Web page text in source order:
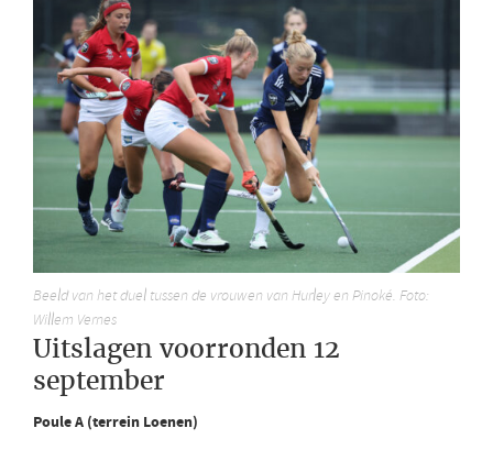
Beeld van het duel tussen de vrouwen van Hurley en Pinoké. Foto:
Willem Vernes
Uitslagen voorronden 12
september
Poule A (terrein Loenen)